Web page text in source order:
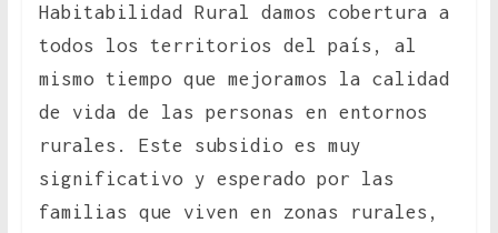
Habitabilidad Rural damos cobertura a
todos los territorios del país, al
mismo tiempo que mejoramos la calidad
de vida de las personas en entornos
rurales. Este subsidio es muy
significativo y esperado por las
familias que viven en zonas rurales,